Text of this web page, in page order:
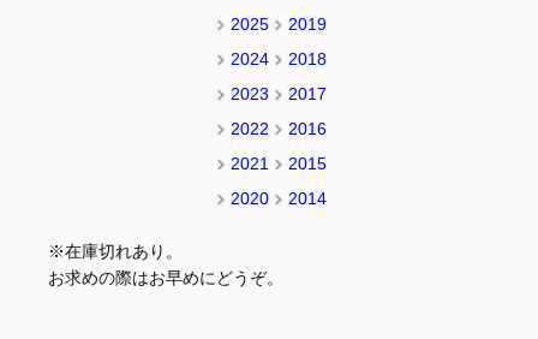
2025
2024
2023
2022
2021
2020
2019
2018
2017
2016
2015
2014
※在庫切れあり。
お求めの際はお早めにどうぞ。